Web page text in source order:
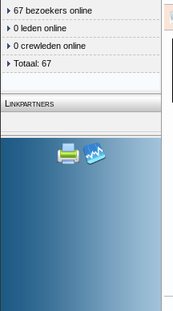
67 bezoekers online
0 leden online
0 crewleden online
Totaal: 67
Linkpartners